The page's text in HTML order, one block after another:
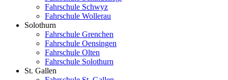
Fahrschule Schwyz
Fahrschule Wollerau
Solothurn
Fahrschule Grenchen
Fahrschule Oensingen
Fahrschule Olten
Fahrschule Solothurn
St. Gallen